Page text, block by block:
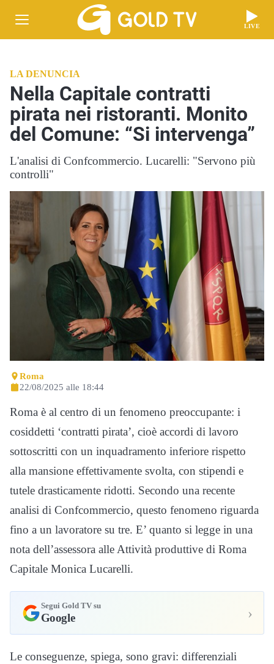
LIVE
LA DENUNCIA
Nella Capitale contratti
pirata nei ristoranti. Monito
del Comune: “Si intervenga”
L'analisi di Confcommercio. Lucarelli: "Servono più
controlli"
Roma
22/08/2025 alle 18:44
Roma è al centro di un fenomeno preoccupante: i
cosiddetti ‘contratti pirata’, cioè accordi di lavoro
sottoscritti con un inquadramento inferiore rispetto
alla mansione effettivamente svolta, con stipendi e
tutele drasticamente ridotti. Secondo una recente
analisi di Confcommercio, questo fenomeno riguarda
fino a un lavoratore su tre. E’ quanto si legge in una
nota dell’assessora alle Attività produttive di Roma
Capitale Monica Lucarelli.
Segui Gold TV su
Google ›
Le conseguenze, spiega, sono gravi: differenziali